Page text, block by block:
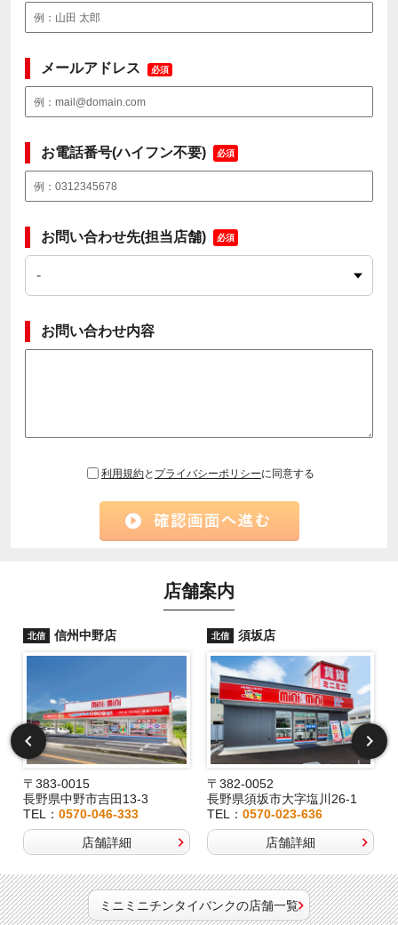
メールアドレス 必須
お電話番号(ハイフン不要) 必須
お問い合わせ先(担当店舗) 必須
お問い合わせ内容
利用規約と プライバシーポリシーに同意する
店舗案内
北信 信州中野店
〒383-0015
長野県中野市吉田13-3
TEL： 0570-046-333
店舗詳細
北信 須坂店
〒382-0052
長野県須坂市大字塩川26-1
TEL：0570-023-636
店舗詳細
ミニミニチンタイバンクの店舗一覧